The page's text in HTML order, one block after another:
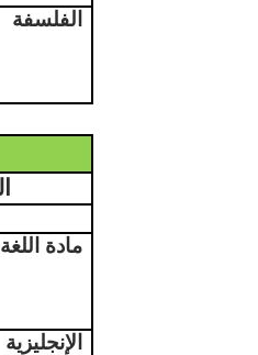
الفلسفة
مادة
الإنجليزية